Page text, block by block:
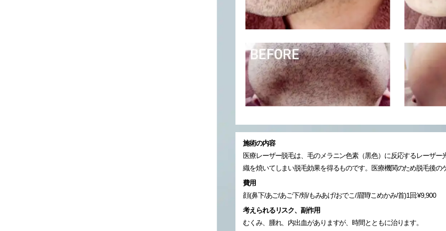
施術の内容
医療レーザー脱毛は、毛のメラニン色素（黒色）に反応するレーザ
織を焼いてしまい脱毛効果を得るものです。医療機関のため脱毛後の
費用
顔(鼻下/あご/あご下/頬/もみあげ/おでこ/眉間/こめかみ/首)1回:¥9,900
考えられるリスク、副作用
むくみ、腫れ、内出血がありますが、時間とともに治ります。